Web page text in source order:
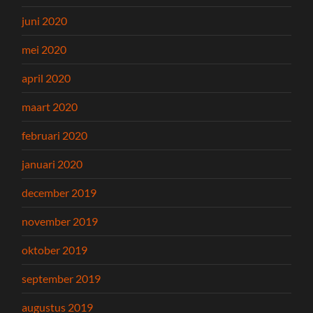
juni 2020
mei 2020
april 2020
maart 2020
februari 2020
januari 2020
december 2019
november 2019
oktober 2019
september 2019
augustus 2019